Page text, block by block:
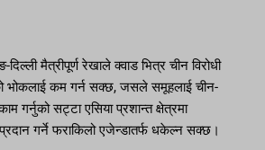
मैत्रीपूर्ण रेखाले क्वाड भित्र चीन विरोधी
भोकलाई कम गर्न सक्छ, जसले समूहलाई चीन-
गर्नुको सट्टा एसिया प्रशान्त क्षेत्रमा
गर्ने फराकिलो एजेन्डातर्फ धकेल्न सक्छ।